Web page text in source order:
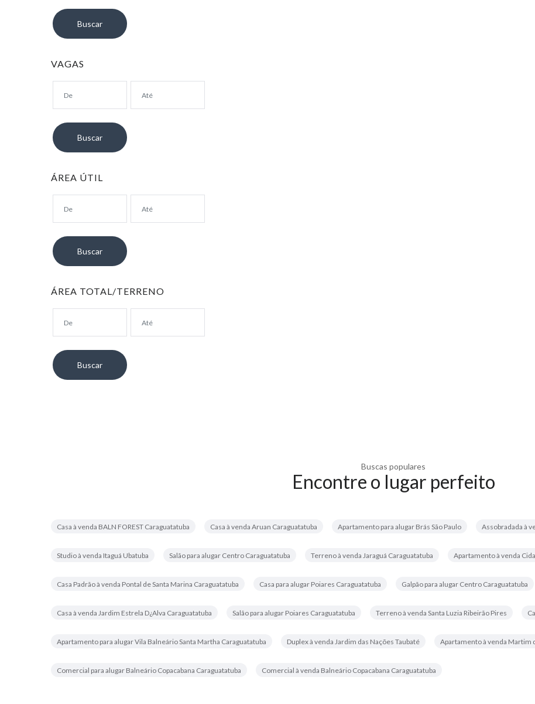
VAGAS
ÁREA ÚTIL
ÁREA TOTAL/TERRENO
Buscas populares
Encontre o lugar perfeito
Casa à venda BALN FOREST Caraguatatuba Casa à venda Aruan Caraguatatuba Apartamento para alugar Brás São Paulo Assobradada à
Studio à venda Itaguá Ubatuba Salão para alugar Centro Caraguatatuba Terreno à venda Jaraguá Caraguatatuba Apartamento à venda
Casa Padrão à venda Pontal de Santa Marina Caraguatatuba Casa para alugar Poiares Caraguatatuba Galpão para alugar Centro Caraguatatuba
Casa à venda Jardim Estrela D¿Alva Caraguatatuba Salão para alugar Poiares Caraguatatuba Terreno à venda Santa Luzia Ribeirão Pires
Apartamento para alugar Vila Balneário Santa Martha Caraguatatuba Duplex à venda Jardim das Nações Taubaté Apartamento à venda Martim
Comercial para alugar Balneário Copacabana Caraguatatuba Comercial à venda Balneário Copacabana Caraguatatuba